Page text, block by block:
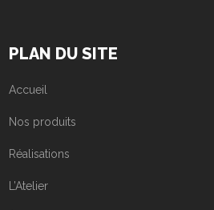
PLAN DU SITE
Accueil
Nos produits
Réalisations
L’Atelier